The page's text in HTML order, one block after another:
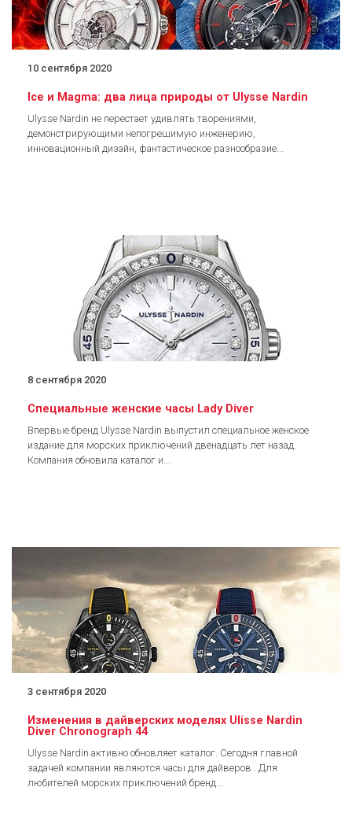
10 сентября 2020
Ice и Magma: два лица природы от Ulysse Nardin
Ulysse Nardin не перестает удивлять творениями,
демонстрирующими непогрешимую инженерию,
инновационный дизайн, фантастическое разнообразие...
8 сентября 2020
Специальные женские часы Lady Diver
Впервые бренд Ulysse Nardin выпустил специальное женское
издание для морских приключений двенадцать лет назад.
Компания обновила каталог и...
3 сентября 2020
Изменения в дайверских моделях Ulisse Nardin
Diver Chronograph 44
Ulysse Nardin активно обновляет каталог. Сегодня главной
задачей компании являются часы для дайверов . Для
любителей морских приключений бренд...